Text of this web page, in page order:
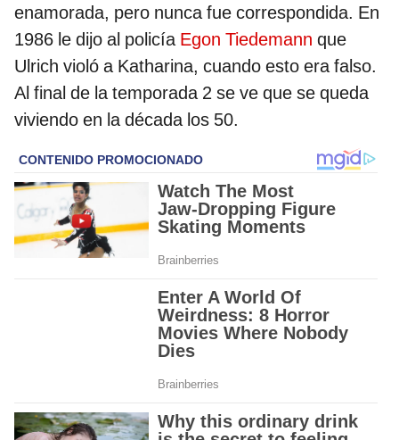
enamorada, pero nunca fue correspondida. En
1986 le dijo al policía Egon Tiedemann que
Ulrich violó a Katharina, cuando esto era falso.
Al final de la temporada 2 se ve que se queda
viviendo en la década los 50.